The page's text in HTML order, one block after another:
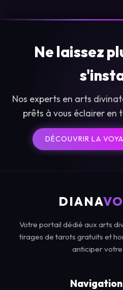
Ne laissez
Nos experts en arts
prêts à vous éclairer
DÉCOUVRIR LA
DIANA
Votre portail dédié aux arts
tirages de tarots gratuits et
anticiper